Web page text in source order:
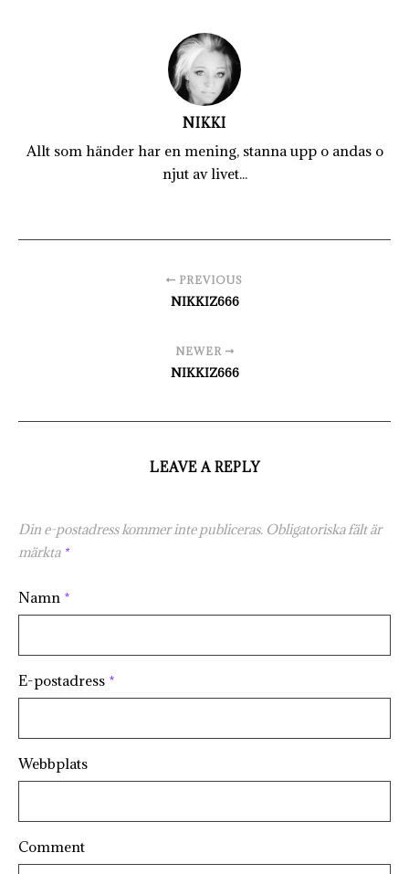
NIKKI
Allt som händer har en mening, stanna upp o andas o
njut av livet...
PREVIOUS
NIKKIZ666
NEWER
NIKKIZ666
LEAVE A REPLY
Din e-postadress kommer inte publiceras. Obligatoriska fält är
märkta *
Namn *
E-postadress *
Webbplats
Comment